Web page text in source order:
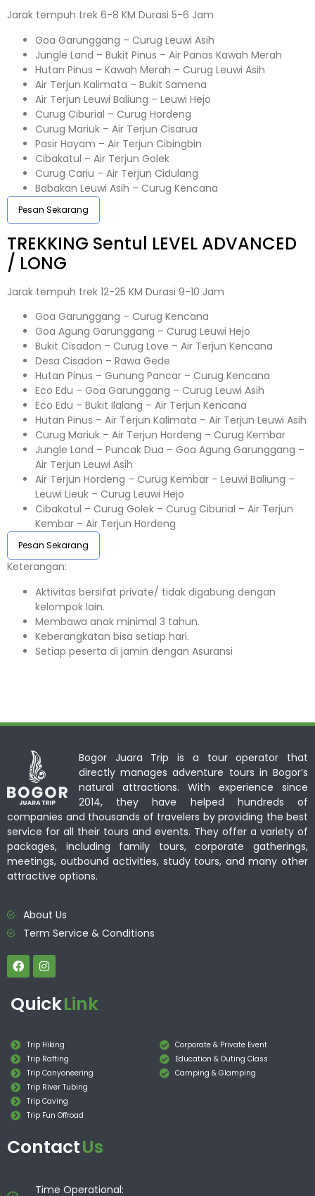
Jarak tempuh trek 6-8 KM Durasi 5-6 Jam
Goa Garunggang – Curug Leuwi Asih
Jungle Land – Bukit Pinus – Air Panas Kawah Merah
Hutan Pinus – Kawah Merah – Curug Leuwi Asih
Air Terjun Kalimata – Bukit Samena
Air Terjun Leuwi Baliung – Leuwi Hejo
Curug Ciburial – Curug Hordeng
Curug Mariuk – Air Terjun Cisarua
Pasir Hayam – Air Terjun Cibingbin
Cibakatul – Air Terjun Golek
Curug Cariu – Air Terjun Cidulang
Babakan Leuwi Asih – Curug Kencana
Pesan Sekarang
TREKKING Sentul LEVEL ADVANCED
/ LONG
Jarak tempuh trek 12-25 KM Durasi 9-10 Jam
Goa Garunggang – Curug Kencana
Goa Agung Garunggang – Curug Leuwi Hejo
Bukit Cisadon – Curug Love – Air Terjun Kencana
Desa Cisadon – Rawa Gede
Hutan Pinus – Gunung Pancar – Curug Kencana
Eco Edu – Goa Garunggang – Curug Leuwi Asih
Eco Edu – Bukit Ilalang – Air Terjun Kencana
Hutan Pinus – Air Terjun Kalimata – Air Terjun Leuwi Asih
Curug Mariuk – Air Terjun Hordeng – Curug Kembar
Jungle Land – Puncak Dua – Goa Agung Garunggang –
Air Terjun Leuwi Asih
Air Terjun Hordeng – Curug Kembar – Leuwi Baliung –
Leuwi Lieuk – Curug Leuwi Hejo
Cibakatul – Curug Golek – Curug Ciburial – Air Terjun
Kembar – Air Terjun Hordeng
Pesan Sekarang
Keterangan:⁣⁣
Aktivitas bersifat private/ tidak digabung dengan
kelompok lain.
Membawa anak minimal 3 tahun.⁣⁣
Keberangkatan bisa setiap hari.⁣⁣
Setiap peserta di jamin dengan Asuransi ⁣⁣
Bogor Juara Trip is a tour operator that
directly manages adventure tours in Bogor’s
natural attractions. With experience since
2014, they have helped hundreds of
companies and thousands of travelers by providing the best
service for all their tours and events. They offer a variety of
packages, including family tours, corporate gatherings,
meetings, outbound activities, study tours, and many other
attractive options.
About Us
Term Service & Conditions
QuickLink
Trip Hiking
Trip Rafting
Trip Canyoneering
Trip River Tubing
Trip Caving
Trip Fun Offroad
Corporate & Private Event
Education & Outing Class
Camping & Glamping
ContactUs
Time Operational: